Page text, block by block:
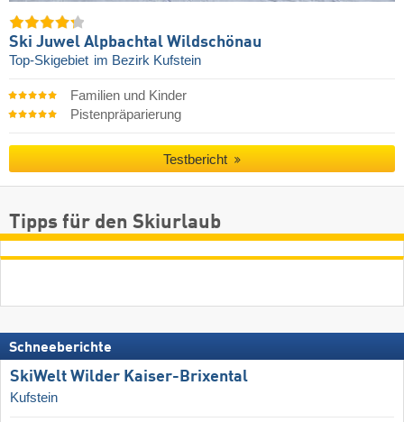
Ski Juwel Alpbachtal Wildschönau
Top-Skigebiet im Bezirk Kufstein
Familien und Kinder
Pistenpräparierung
Testbericht
Tipps für den Skiurlaub
Schneeberichte
SkiWelt Wilder Kaiser-Brixental
Kufstein